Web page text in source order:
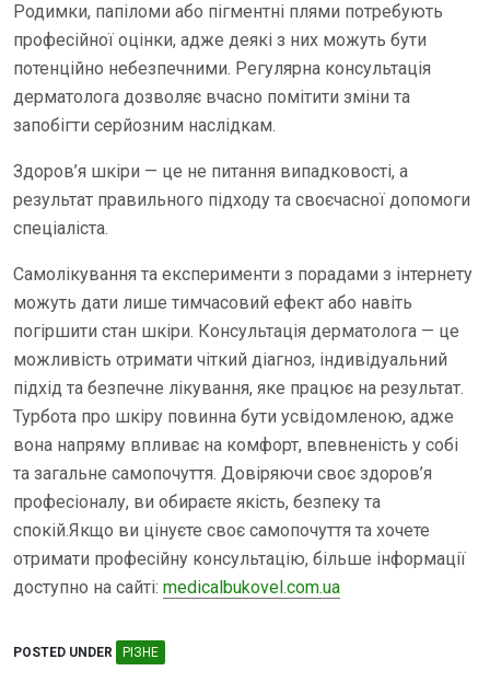
Родимки, папіломи або пігментні плями потребують
професійної оцінки, адже деякі з них можуть бути
потенційно небезпечними. Регулярна консультація
дерматолога дозволяє вчасно помітити зміни та
запобігти серйозним наслідкам.
Здоров’я шкіри — це не питання випадковості, а
результат правильного підходу та своєчасної допомоги
спеціаліста.
Самолікування та експерименти з порадами з інтернету
можуть дати лише тимчасовий ефект або навіть
погіршити стан шкіри. Консультація дерматолога — це
можливість отримати чіткий діагноз, індивідуальний
підхід та безпечне лікування, яке працює на результат.
Турбота про шкіру повинна бути усвідомленою, адже
вона напряму впливає на комфорт, впевненість у собі
та загальне самопочуття. Довіряючи своє здоров’я
професіоналу, ви обираєте якість, безпеку та
спокій.Якщо ви цінуєте своє самопочуття та хочете
отримати професійну консультацію, більше інформації
доступно на сайті: medicalbukovel.com.ua
POSTED UNDER РІЗНЕ